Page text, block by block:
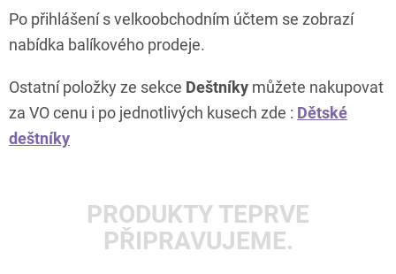
Po přihlášení s velkoobchodním účtem se zobrazí
nabídka balíkového prodeje.
Ostatní položky ze sekce Deštníky můžete nakupovat
za VO cenu i po jednotlivých kusech zde : Dětské
deštníky
PRODUKTY TEPRVE
PŘIPRAVUJEME.